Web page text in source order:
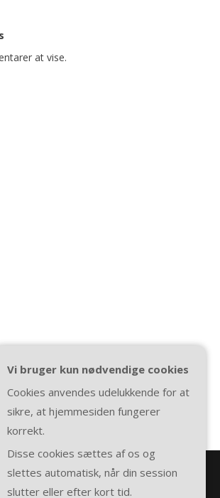
at vise.
. All rights reserved.| Theme by
SuperbThemes
Vi bruger kun nødvendige cookies
Cookies anvendes udelukkende for at
sikre, at hjemmesiden fungerer
korrekt.
Disse cookies sættes af os og
slettes automatisk, når din session
slutter eller efter kort tid.